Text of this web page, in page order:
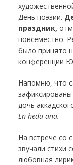
День поэзии.
праздник,
повсеместно.
было принято
конференции
Напомню, что
дочь
En-hedu-ana.
На встрече со
звучали стихи
любовная